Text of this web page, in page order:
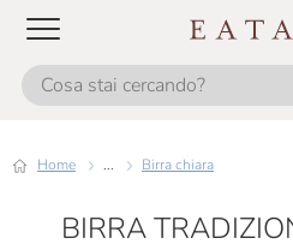
Home ... Birra chiara
BIRRA